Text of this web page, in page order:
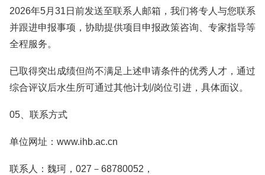
2026年5月31日前发送至联系人邮箱，我们将专人与您联系
并跟进申报事项，协助提供项目申报政策咨询、专家指导等
全程服务。
已取得突出成绩但尚不满足上述申请条件的优秀人才，通过
综合评议后水生所可通过其他计划/岗位引进，具体面议。
05、联系方式
单位网址：www.ihb.ac.cn
联系人：魏珂，027－68780052，